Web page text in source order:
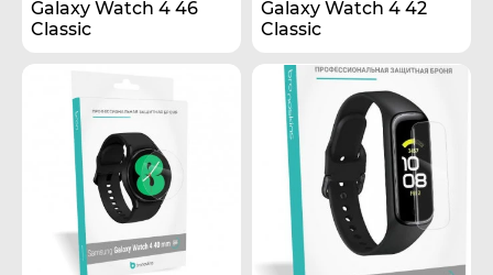
Galaxy Watch 4 46
Classic
Galaxy Watch 4 42
Classic